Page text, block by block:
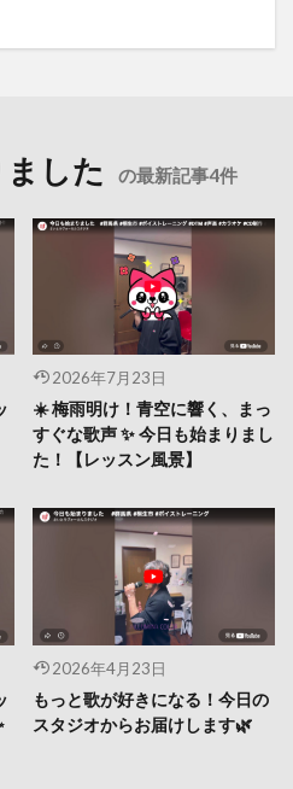
した の最新記事4件
2026年7月23日
☀️ 梅雨明け！青空に響く、まっ
すぐな歌声 ✨ 今日も始まりまし
た！【レッスン風景】
2026年4月23日
もっと歌が好きになる！今日の
スタジオからお届けします🌿